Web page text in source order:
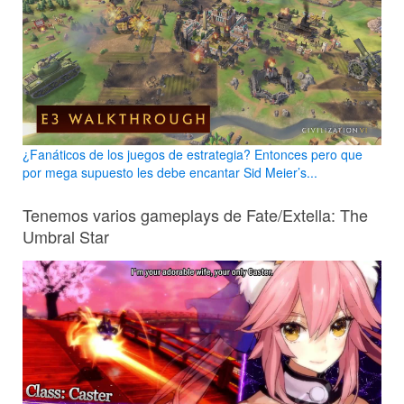
¿Fanáticos de los juegos de estrategia? Entonces pero que
por mega supuesto les debe encantar Sid Meier’s...
Tenemos varios gameplays de Fate/Extella: The
Umbral Star